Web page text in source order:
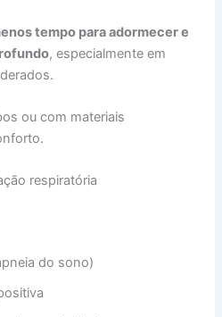
tempo para adormecer e
, especialmente em
ou com materiais
respiratória
do sono)